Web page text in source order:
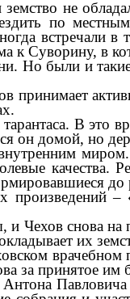
не
по
встречали
к Суворину,
Но были и
В
он домой, но
до
–
Чехов снова на
их
за принятое им